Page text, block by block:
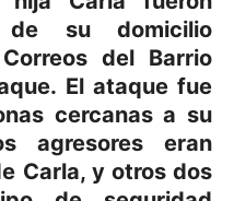
de su domicilio
del Barrio
El ataque fue
cercanas a su
agresores eran
Carla, y otros dos